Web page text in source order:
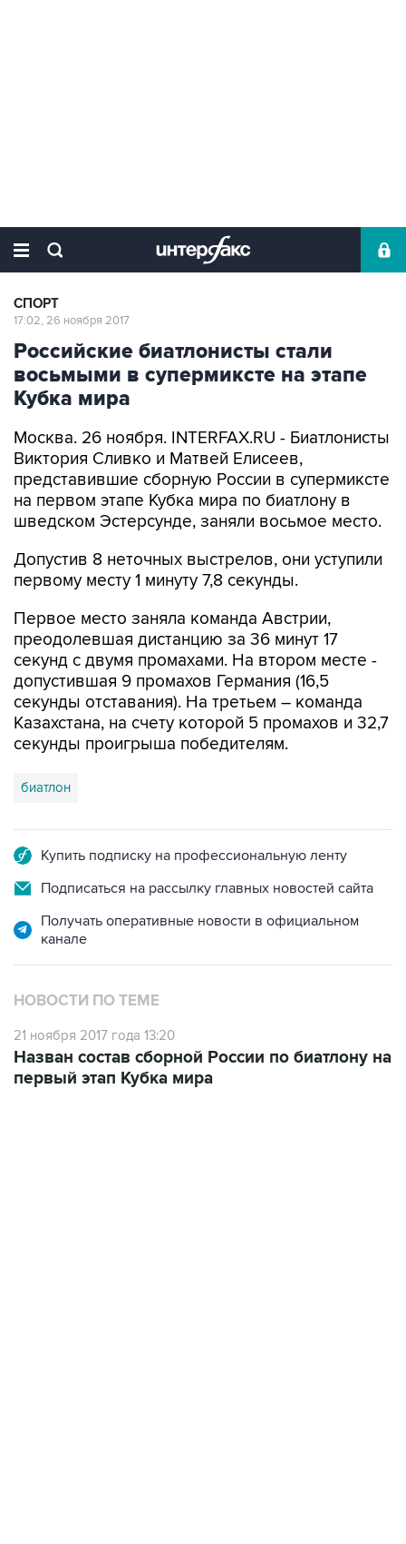
СПОРТ
17:02, 26 ноября 2017
Российские биатлонисты стали
восьмыми в супермиксте на этапе
Кубка мира
Москва. 26 ноября. INTERFAX.RU - Биатлонисты
Виктория Сливко и Матвей Елисеев,
представившие сборную России в супермиксте
на первом этапе Кубка мира по биатлону в
шведском Эстерсунде, заняли восьмое место.
Допустив 8 неточных выстрелов, они уступили
первому месту 1 минуту 7,8 секунды.
Первое место заняла команда Австрии,
преодолевшая дистанцию за 36 минут 17
секунд с двумя промахами. На втором месте -
допустившая 9 промахов Германия (16,5
секунды отставания). На третьем – команда
Казахстана, на счету которой 5 промахов и 32,7
секунды проигрыша победителям.
биатлон
Купить подписку на профессиональную ленту
Подписаться на рассылку главных новостей сайта
Получать оперативные новости в официальном
канале
НОВОСТИ ПО ТЕМЕ
21 ноября 2017 года 13:20
Назван состав сборной России по биатлону на
первый этап Кубка мира